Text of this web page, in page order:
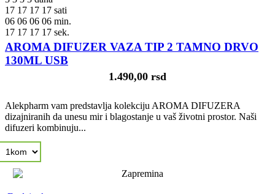
17 17 17 17 sati
06 06 06 06 min.
16 16 16 16 sek.
AROMA DIFUZER VAZA TIP 2 TAMNO DRVO
130ML USB
1.490,00 rsd
Alekpharm vam predstavlja kolekciju AROMA DIFUZERA
dizajniranih da unesu mir i blagostanje u vaš životni prostor. Naši
difuzeri kombinuju...